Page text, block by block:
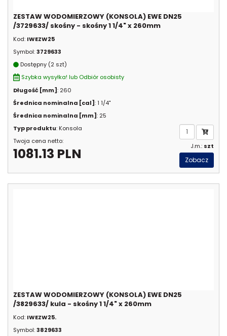
ZESTAW WODOMIERZOWY (KONSOLA) EWE DN25
/3729633/ skośny - skośny 1 1/4" x 260mm
Kod: IWEZW25
Symbol:3729633
Dostępny (2 szt)
Szybka wysyłka! lub Odbiór osobisty
Długość [mm]: 260
Średnica nominalna [cal]: 1 1/4"
Średnica nominalna [mm]: 25
Typ produktu: Konsola
Twoja cena netto:
1081.13 PLN J.m.: szt
Zobacz
ZESTAW WODOMIERZOWY (KONSOLA) EWE DN25
/3829633/ kula - skośny 1 1/4" x 260mm
Kod: IWEZW25.
Symbol:3829633